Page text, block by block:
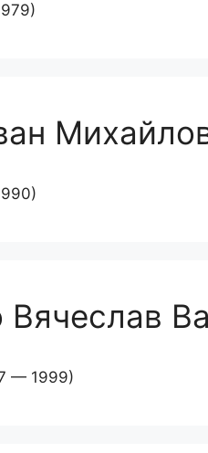
Вячеслав
— 1999)